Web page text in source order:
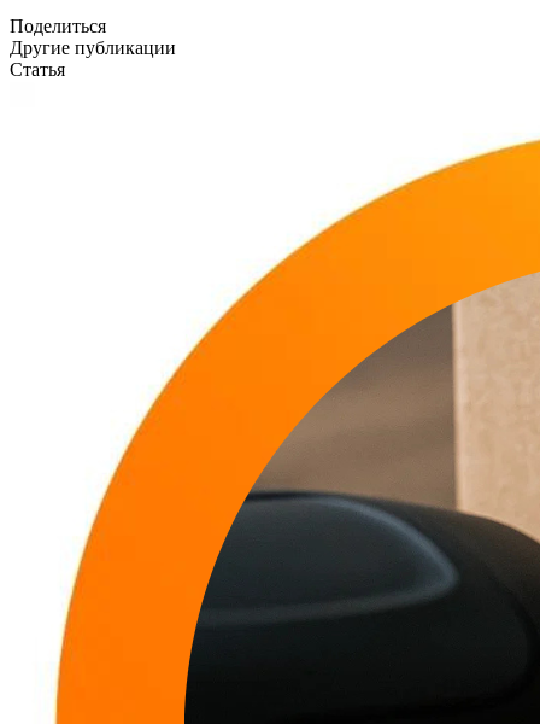
Поделиться
Другие публикации
Статья